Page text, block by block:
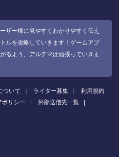
ザー様に見やすくわかりやすく伝え
ルを攻略していきます！ゲームアプ
るよう、アルテマは頑張っていきま
ついて ライター募集
利用規約
ポリシー
外部送信先一覧